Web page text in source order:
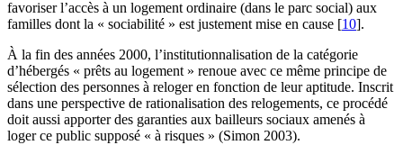
favoriser l’accès à un logement ordinaire (dans le parc social) aux
familles dont la « sociabilité » est justement mise en cause [10].
À la fin des années 2000, l’institutionnalisation de la catégorie
d’hébergés « prêts au logement » renoue avec ce même principe de
sélection des personnes à reloger en fonction de leur aptitude. Inscrit
dans une perspective de rationalisation des relogements, ce procédé
doit aussi apporter des garanties aux bailleurs sociaux amenés à
loger ce public supposé « à risques » (Simon 2003).